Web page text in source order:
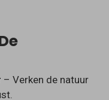
– Verken de natuur